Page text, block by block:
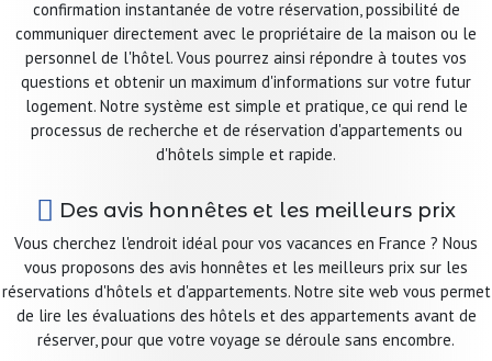
confirmation instantanée de votre réservation, possibilité de
communiquer directement avec le propriétaire de la maison ou le
personnel de l'hôtel. Vous pourrez ainsi répondre à toutes vos
questions et obtenir un maximum d'informations sur votre futur
logement. Notre système est simple et pratique, ce qui rend le
processus de recherche et de réservation d'appartements ou
d'hôtels simple et rapide.
Des avis honnêtes et les meilleurs prix
Vous cherchez l'endroit idéal pour vos vacances en France ? Nous
vous proposons des avis honnêtes et les meilleurs prix sur les
réservations d'hôtels et d'appartements. Notre site web vous permet
de lire les évaluations des hôtels et des appartements avant de
réserver, pour que votre voyage se déroule sans encombre.